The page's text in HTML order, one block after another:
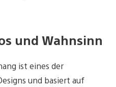
und Wahnsinn
ist eines der
und basiert auf